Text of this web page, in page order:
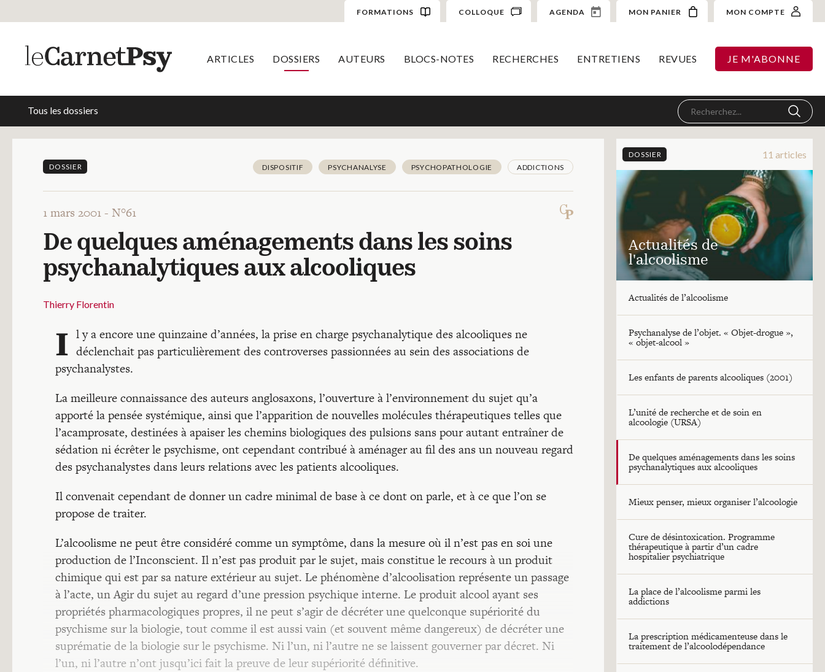
FORMATIONS COLLOQUE AGENDA MON PANIER MON COMPTE
ARTICLES DOSSIERS AUTEURS BLOCS-NOTES RECHERCHES ENTRETIENS REVUES JE M'ABONNE
Tous les dossiers
DOSSIER DISPOSITIF PSYCHANALYSE PSYCHOPATHOLOGIE ADDICTIONS
1 mars 2001 - N°61
De quelques aménagements dans les soins
psychanalytiques aux alcooliques
Thierry Florentin
I l y a encore une quinzaine d’années, la prise en charge psychanalytique des alcooliques ne
déclenchait pas particulièrement des controverses passionnées au sein des associations de
psychanalystes.
La meilleure connaissance des auteurs anglosaxons, l’ouverture à l’environnement du sujet qu’a
apporté la pensée systémique, ainsi que l’apparition de nouvelles molécules thérapeutiques telles que
l’acamprosate, destinées à apaiser les chemins biologiques des pulsions sans pour autant entraîner de
sédation ni écrêter le psychisme, ont cependant contribué à aménager au fil des ans un nouveau regard
des psychanalystes dans leurs relations avec les patients alcooliques.
Il convenait cependant de donner un cadre minimal de base à ce dont on parle, et à ce que l’on se
propose de traiter.
L’alcoolisme ne peut être considéré comme un symptôme, dans la mesure où il n’est pas en soi une
production de l’Inconscient. Il n’est pas produit par le sujet, mais constitue le recours à un produit
chimique qui est par sa nature extérieur au sujet. Le phénomène d’alcoolisation représente un passage
à l’acte, un Agir du sujet au regard d’une pression psychique interne. Le produit alcool ayant ses
propriétés pharmacologiques propres, il ne peut s’agir de décréter une quelconque supériorité du
psychisme sur la biologie, tout comme il est aussi vain (et souvent même dangereux) de décréter une
suprématie de la biologie sur le psychisme. Ni l’un, ni l’autre ne se laissent gouverner par décret. Ni
l’un, ni l’autre n’ont jusqu’ici fait la preuve de leur supériorité définitive.
DOSSIER 11 articles
Actualités de
l'alcoolisme
Actualités de l’alcoolisme
Psychanalyse de l’objet. « Objet-drogue »,
« objet-alcool »
Les enfants de parents alcooliques (2001)
L’unité de recherche et de soin en
alcoologie (URSA)
De quelques aménagements dans les soins
psychanalytiques aux alcooliques
Mieux penser, mieux organiser l’alcoologie
Cure de désintoxication. Programme
thérapeutique à partir d’un cadre
hospitalier psychiatrique
La place de l’alcoolisme parmi les
addictions
La prescription médicamenteuse dans le
traitement de l’alcoolodépendance